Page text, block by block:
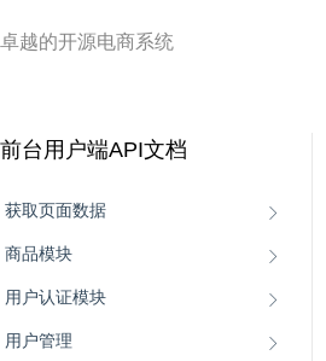
卓越的开源电商系统
前台用户端API文档
获取页面数据
商品模块
用户认证模块
用户管理